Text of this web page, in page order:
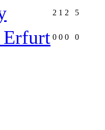
2 1 2 5
Erfurt 0 0 0 0